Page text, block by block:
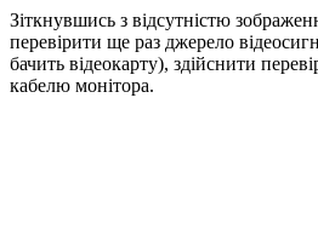
Зіткнувшись з відсутністю
перевірити ще раз джерело
бачить відеокарту), здійснити
кабелю монітора.